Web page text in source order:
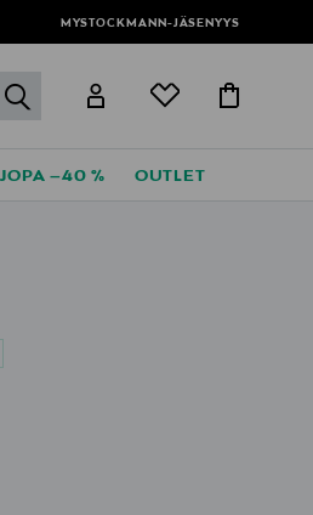
MYSTOCKMANN-JÄSENYYS
label.header.go
–40 % OUTLET